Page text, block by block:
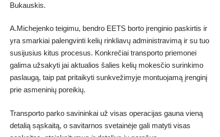
Bukauskis.
A.Michejenko teigimu, bendro EETS borto įrenginio paskirtis ir
yra smarkiai palengvinti kelių rinkliavų administravimą ir su tuo
susijusius kitus procesus. Konkrečiai transporto priemonei
galima užsakyti jai aktualios šalies kelių mokesčio surinkimo
paslaugą, taip pat pritaikyti sunkvežimyje montuojamą įrenginį
prie asmeninių poreikių.
Transporto parko savininkai už visas operacijas gauna vieną
detalią sąskaitą, o savitarnos svetainėje gali matyti visas